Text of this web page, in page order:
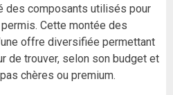
des composants utilisés pour
Cette montée des
offre diversifiée permettant
de trouver, selon son budget et
chères ou premium.